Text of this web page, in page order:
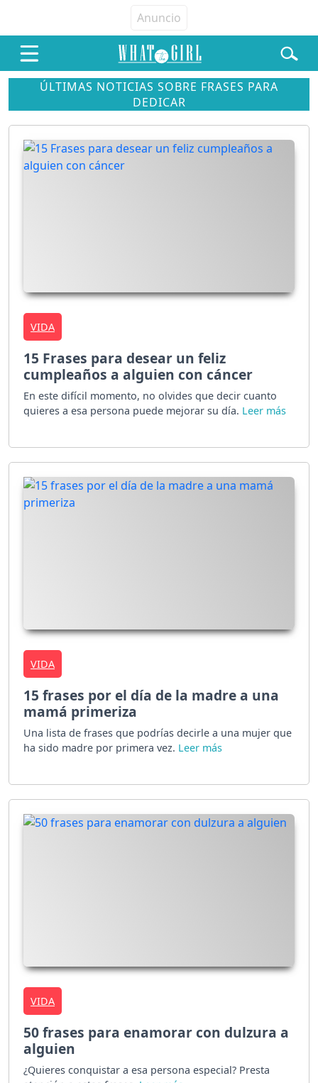
ÚLTIMAS NOTICIAS SOBRE FRASES PARA
DEDICAR
VIDA
15 Frases para desear un feliz
cumpleaños a alguien con cáncer
En este difícil momento, no olvides que decir cuanto
quieres a esa persona puede mejorar su día.
VIDA
15 frases por el día de la madre a una
mamá primeriza
Una lista de frases que podrías decirle a una mujer que
ha sido madre por primera vez.
VIDA
50 frases para enamorar con dulzura a
alguien
¿Quieres conquistar a esa persona especial? Presta